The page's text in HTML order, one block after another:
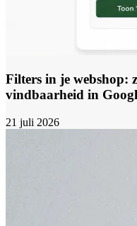
Filters in je webshop:
vindbaarheid in
21 juli 2026